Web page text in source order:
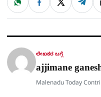
ಹಂಚಿಕೊಳ್ಳಿ
W
a
t
p
p
F
c
e
o
k
X T
l
e
a
m
ಲೇಖಕರ ಬಗ್ಗೆ
ajjimane
Malenadu Today